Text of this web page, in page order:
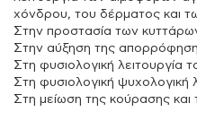
χόνδρου, του δέρµατος και
Στην προστασία των
Στην αύξηση της
Στη φυσιολογική λειτουργία
Στη φυσιολογική ψυχολογική
Στη µείωση της κούρασης